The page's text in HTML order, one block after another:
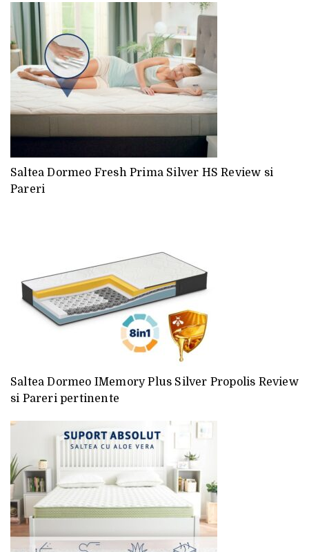
Saltea Dormeo Fresh Prima Silver HS Review si
Pareri
Saltea Dormeo IMemory Plus Silver Propolis Review
si Pareri pertinente